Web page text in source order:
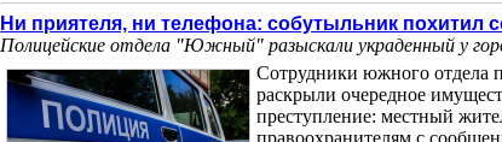
Ни приятеля, ни телефона: собутыльник похитил
Полицейские отдела "Южный" разыскали украденный у
Сотрудники южного отдела
раскрыли очередное
преступление: местный
правоохранителям с